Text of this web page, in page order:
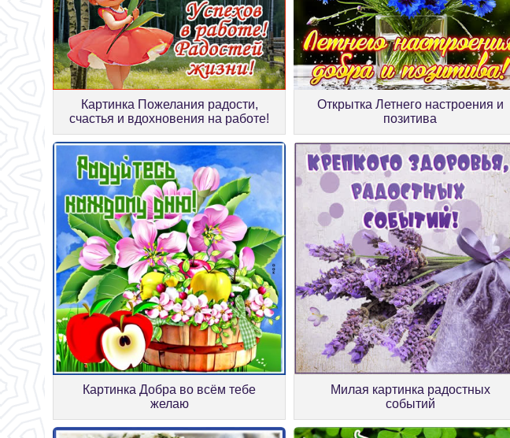
Картинка Пожелания радости,
счастья и вдохновения на работе!
Открытка Летнего настроения и
позитива
Картинка Добра во всём тебе
желаю
Милая картинка радостных
событий